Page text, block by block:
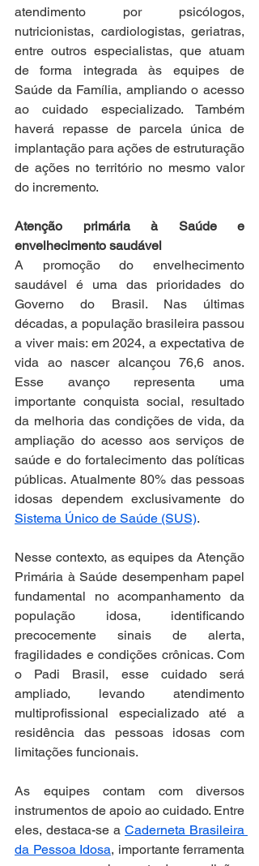
atendimento por psicólogos,
nutricionistas, cardiologistas, geriatras,
entre outros especialistas, que atuam
de forma integrada às equipes de
Saúde da Família, ampliando o acesso
ao cuidado especializado. Também
haverá repasse de parcela única de
implantação para ações de estruturação
de ações no território no mesmo valor
do incremento.
Atenção primária à Saúde e
envelhecimento saudável
A promoção do envelhecimento
saudável é uma das prioridades do
Governo do Brasil. Nas últimas
décadas, a população brasileira passou
a viver mais: em 2024, a expectativa de
vida ao nascer alcançou 76,6 anos.
Esse avanço representa uma
importante conquista social, resultado
da melhoria das condições de vida, da
ampliação do acesso aos serviços de
saúde e do fortalecimento das políticas
públicas. Atualmente 80% das pessoas
Sistema Único de Saúde (SUS).
Nesse contexto, as equipes da Atenção
Primária à Saúde desempenham papel
fundamental no acompanhamento da
população idosa, identificando
precocemente sinais de alerta,
fragilidades e condições crônicas. Com
o Padi Brasil, esse cuidado será
ampliado, levando atendimento
multiprofissional especializado até a
residência das pessoas idosas com
limitações funcionais.
As equipes contam com diversos
instrumentos de apoio ao cuidado. Entre
eles, destaca-se a Caderneta Brasileira
da Pessoa Idosa, importante ferramenta